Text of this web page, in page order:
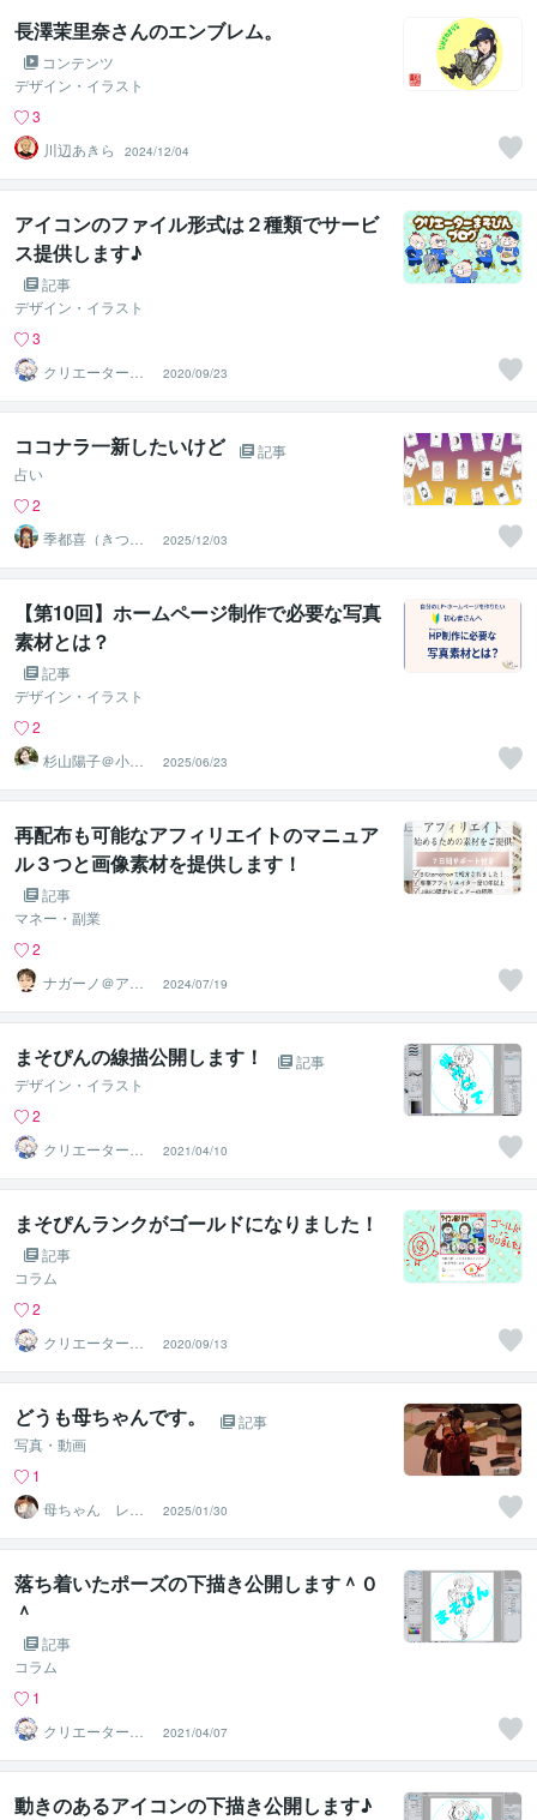
長澤茉里奈さんのエンブレム。
コンテンツ
デザイン・イラスト
3
川辺あきら
2024/12/04
アイコンのファイル形式は２種類でサービ
ス提供します♪
記事
デザイン・イラスト
3
クリエーターま
そぴん
2020/09/23
ココナラ一新したいけど
記事
占い
2
季都喜（きつ
き）
2025/12/03
【第10回】ホームページ制作で必要な写真
素材とは？
記事
デザイン・イラスト
2
杉山陽子＠小さ
な商いの導線設
計士
2025/06/23
再配布も可能なアフィリエイトのマニュア
ル３つと画像素材を提供します！
記事
マネー・副業
2
ナガーノ＠アフ
ィリエイト歴19
年目
2024/07/19
まそぴんの線描公開します！
記事
デザイン・イラスト
2
クリエーターま
そぴん
2021/04/10
まそぴんランクがゴールドになりました！
記事
コラム
2
クリエーターま
そぴん
2020/09/13
どうも母ちゃんです。
記事
写真・動画
1
母ちゃん レベ
ル32
2025/01/30
落ち着いたポーズの下描き公開します＾０
＾
記事
コラム
1
クリエーターま
そぴん
2021/04/07
動きのあるアイコンの下描き公開します♪